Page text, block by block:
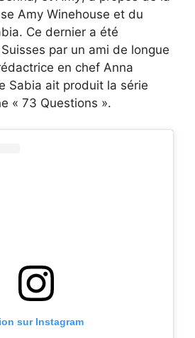
Amy Winehouse et du
Ce dernier a été
par un ami de longue
en chef Anna
Sabia ait produit la série
« 73 Questions ».
sur Instagram